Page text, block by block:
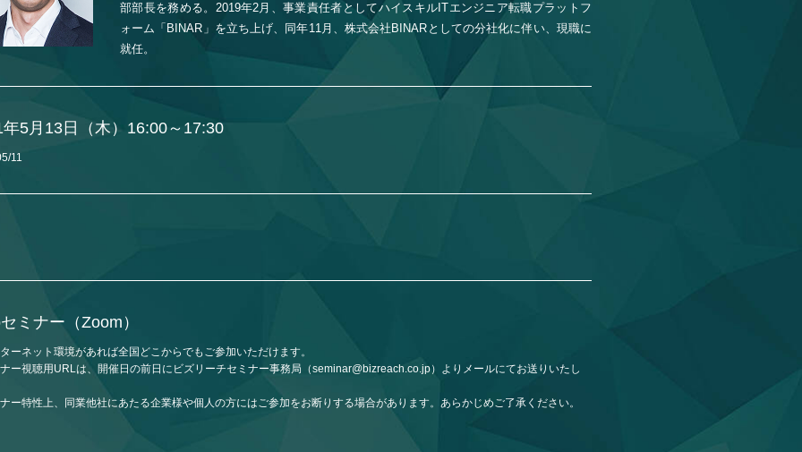
部部長を務める。2019年2月、事業責任者としてハイスキルITエンジニア転職プラットフ
ォーム「BINAR」を立ち上げ、同年11月、株式会社BINARとしての分社化に伴い、現職に
就任。
年5月13日（木）16:00～17:30
11
ミナー（Zoom）
ーネット環境があれば全国どこからでもご参加いただけます。
ー視聴用URLは、開催日の前日にビズリーチセミナー事務局（seminar@bizreach.co.jp）よりメールにてお送りいたし
ー特性上、同業他社にあたる企業様や個人の方にはご参加をお断りする場合があります。あらかじめご了承ください。